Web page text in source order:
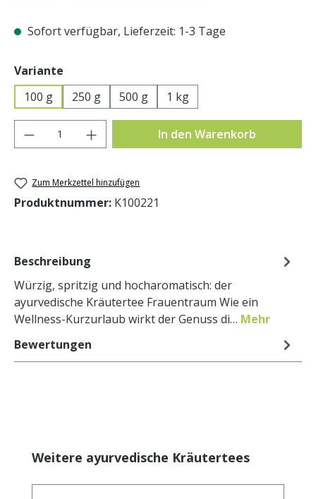
Sofort verfügbar, Lieferzeit: 1-3 Tage
Variante
100 g
250 g 500 g 1 kg
Produkt Anzahl: Gib den gewünschten
In den Warenkorb
Zum Merkzettel hinzufügen
Produktnummer: K100221
Beschreibung
Würzig, spritzig und hocharomatisch: der
ayurvedische Kräutertee Frauentraum Wie ein
Wellness-Kurzurlaub wirkt der Genuss di… Mehr
Bewertungen
Produktgalerie überspringen
Weitere ayurvedische Kräutertees